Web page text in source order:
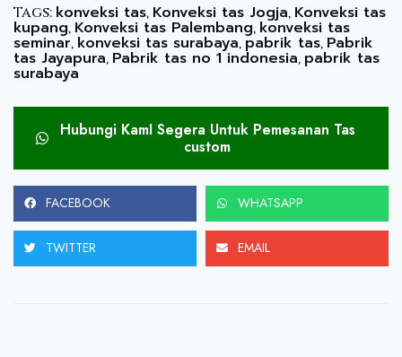
Tags: konveksi tas, Konveksi tas Jogja, Konveksi tas
kupang, Konveksi tas Palembang, konveksi tas
seminar, konveksi tas surabaya,pabrik tas, Pabrik
tas Jayapura, Pabrik tas no 1 indonesia, pabrik tas
surabaya
Hubungi KamI Segera Untuk Pemesanan Tas
custom
FACEBOOK WHATSAPP
TWITTER EMAIL